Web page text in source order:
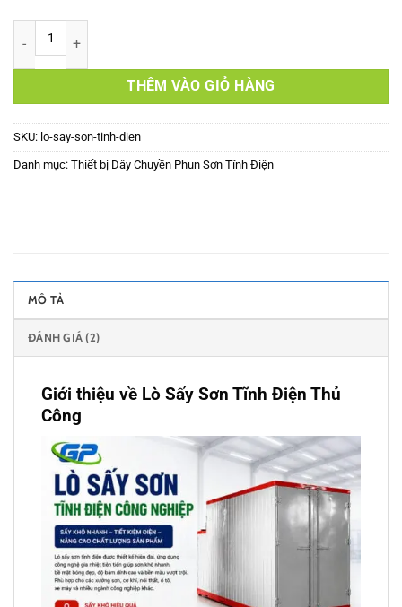
Lò Sấy Sơn tĩnh điện số lượng
THÊM VÀO GIỎ HÀNG
SKU: lo-say-son-tinh-dien
Danh mục: Thiết bị Dây Chuyền Phun Sơn Tĩnh Điện
MÔ TẢ
ĐÁNH GIÁ (2)
Giới thiệu về Lò Sấy Sơn Tĩnh Điện Thủ
Công